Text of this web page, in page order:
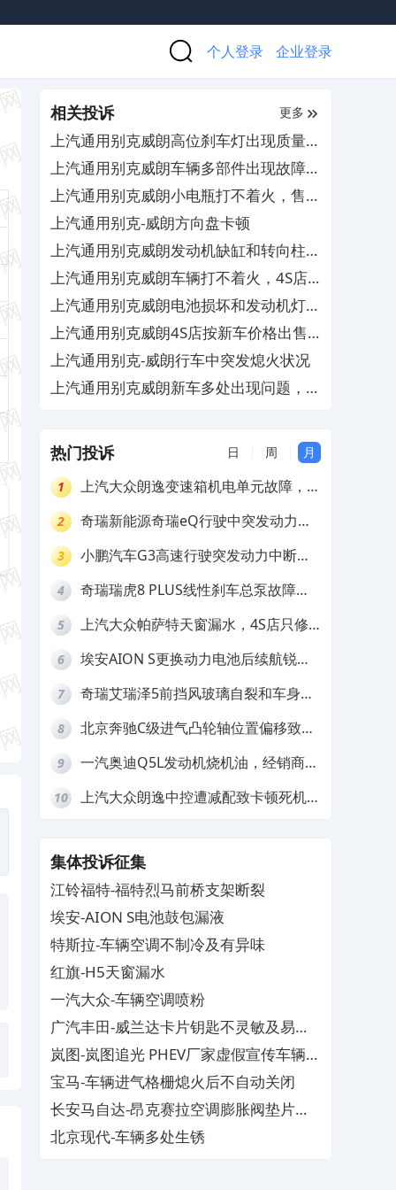
个人登录 企业登录
相关投诉 更多
上汽通用别克威朗高位刹车灯出现质量问
题，售后不给质保其服务态度差
上汽通用别克威朗车辆多部件出现故障，
要求赔偿并延长质保
上汽通用别克威朗小电瓶打不着火，售后
不予保修
上汽通用别克-威朗方向盘卡顿
上汽通用别克威朗发动机缺缸和转向柱漏
油，4S店拖延解决
上汽通用别克威朗车辆打不着火，4S店
不予合理解决
上汽通用别克威朗电池损坏和发动机灯频
繁亮及怠速不稳顿挫，4S店不予有效维
修
上汽通用别克威朗4S店按新车价格出售
库存车，严重欺骗消费者
上汽通用别克-威朗行车中突发熄火状况
上汽通用别克威朗新车多处出现问题，厂
热门投诉 日 周 月
1
上汽大众朗逸变速箱机电单元故障，厂
2
奇瑞新能源奇瑞eQ行驶中突发动力受
拒绝三电质保
3
小鹏汽车G3高速行驶突发动力中断，
4
奇瑞瑞虎8 PLUS线性刹车总泵故障，
5
上汽大众帕萨特天窗漏水，4S店只修
6
埃安AION S更换动力电池后续航锐
7
奇瑞艾瑞泽5前挡风玻璃自裂和车身多
8
北京奔驰C级进气凸轮轴位置偏移致发
9
一汽奥迪Q5L发动机烧机油，经销商推
10
上汽大众朗逸中控遭减配致卡顿死机，
集体投诉征集
江铃福特-福特烈马前桥支架断裂
埃安-AION S电池鼓包漏液
特斯拉-车辆空调不制冷及有异味
红旗-H5天窗漏水
一汽大众-车辆空调喷粉
广汽丰田-威兰达卡片钥匙不灵敏及易消
磁
岚图-岚图追光 PHEV厂家虚假宣传车辆配
置与功能
宝马-车辆进气格栅熄火后不自动关闭
长安马自达-昂克赛拉空调膨胀阀垫片生
锈
北京现代-车辆多处生锈